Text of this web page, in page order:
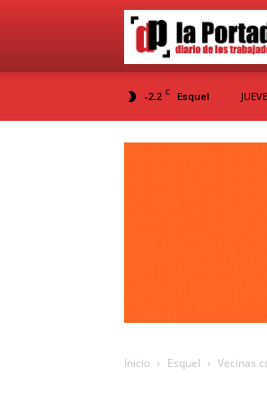
-2.2 C Esquel
Inicio Esquel Vecinas